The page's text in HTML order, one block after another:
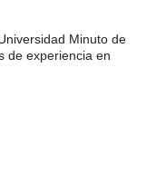
Minuto de
de experiencia en